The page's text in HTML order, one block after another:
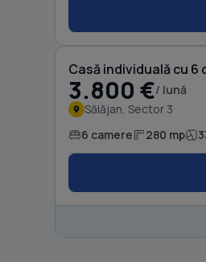
Casă individuală cu 6
3.800 €/ lună
Sălăjan, Sector 3
6 camere 280 mp